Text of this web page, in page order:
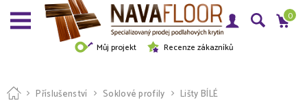
Můj projekt Recenze zákazníků
0
Příslušenství Soklové profily Lišty BÍLÉ